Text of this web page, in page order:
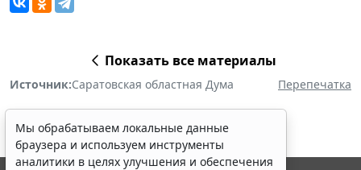
Показать все материалы
Источник:Саратовская областная Дума Перепечатка
Мы обрабатываем локальные данные
браузера и используем инструменты
аналитики в целях улучшения и обеспечения